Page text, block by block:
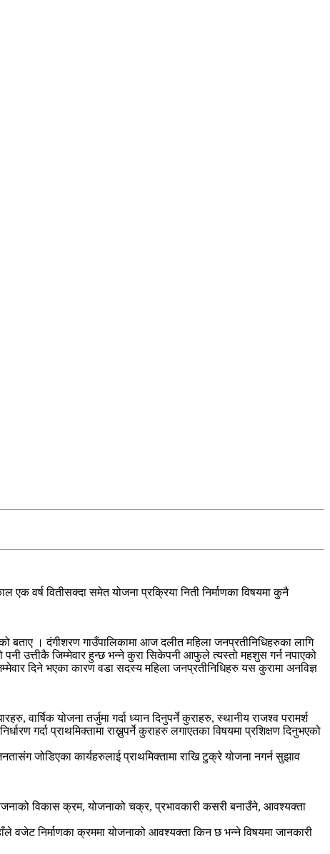
वर्ष वितीसक्दा समेत योजना प्रक्रिया निती निर्माणका विषयमा कुनै
बताए । दंगीशरण गाउँपालिकामा आज दलीत महिला जनप्रतीनिधिहरुका लागि
पनी उत्तीकै जिम्मेवार हुन्छ भन्ने कुरा सिकेपनी आफुले त्यस्तो महशुस गर्न नपाएको
दिने भएका कारण वडा सदस्य महिला जनप्रतीनिधिहरु यस कुरामा अनविज्ञ
वार्षिक योजना तर्जुमा गर्दा ध्यान दिनुपर्ने कुराहरु, स्थानीय राजश्व परामर्श
गर्दा प्राथमिक्तामा राख्नुपर्ने कुराहरु लगाएतका विषयमा प्रशिक्षण दिनुभएको
जोडिएका कार्यहरुलाई प्राथमिक्तामा राखि टुक्रे योजना नगर्न सुझाव
विकास क्रम, योजनाको चक्र, प्रभावकारी कसरी बनाउँने, आवश्यक्ता
वजेट निर्माणका क्रममा योजनाको आवश्यक्ता किन छ भन्ने विषयमा जानकारी